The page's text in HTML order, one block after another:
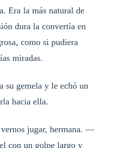
Era la más natural de
dura la convertía en
como si pudiera
miradas.
su gemela y le echó un
hacia ella.
jugar, hermana. —
con un golpe largo y